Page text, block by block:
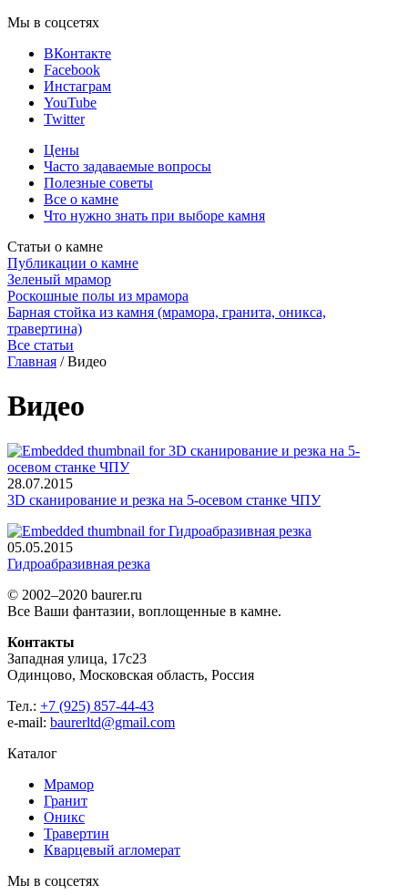
Мы в соцсетях
ВКонтакте
Facebook
Инстаграм
YouTube
Twitter
Цены
Часто задаваемые вопросы
Полезные советы
Все о камне
Что нужно знать при выборе камня
Статьи о камне
Публикации о камне
Зеленый мрамор
Роскошные полы из мрамора
Барная стойка из камня (мрамора, гранита, оникса,
травертина)
Все статьи
Главная / Видео
Видео
28.07.2015
3D сканирование и резка на 5-осевом станке ЧПУ
05.05.2015
Гидроабразивная резка
© 2002–2020 baurer.ru
Все Ваши фантазии, воплощенные в камне.
Контакты
Западная улица, 17с23
Одинцово, Московская область, Россия
Тел.: +7 (925) 857-44-43
e-mail: baurerltd@gmail.com
Каталог
Мрамор
Гранит
Оникс
Травертин
Кварцевый агломерат
Мы в соцсетях